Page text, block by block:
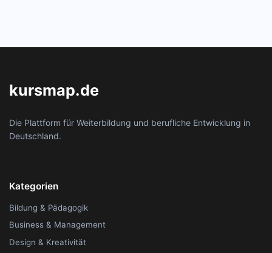
kursmap.de
Die Plattform für Weiterbildung und berufliche Entwicklung in
Deutschland.
Kategorien
Bildung & Pädagogik
Business & Management
Design & Kreativität